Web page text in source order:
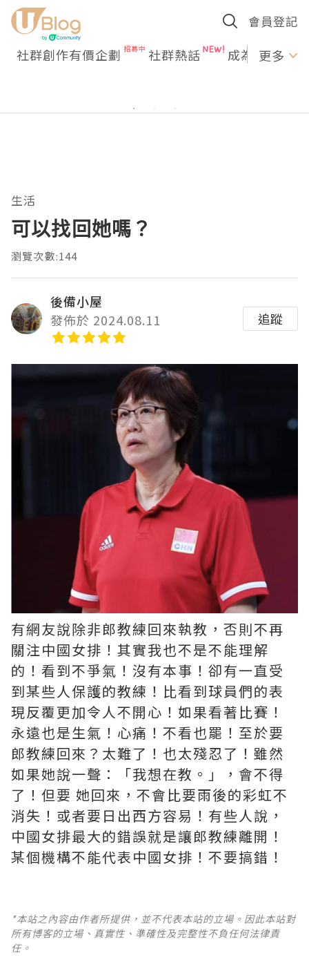
會員登記
社群創作有價企劃 社群熱話 成為U更多
生活
可以找回她嗎？
瀏覽次數:144
後備小屋
發佈於 2024.08.11
追蹤
有網友說除非郎教練回來執教，否則不再
關注中國女排！其實我也不是不能理解
的！看到不爭氣！沒有本事！卻有一直受
到某些人保護的教練！比看到球員們的表
現反覆更加令人不開心！如果看著比賽！
永遠也是生氣！心痛！不看也罷！至於要
郎教練回來？太難了！也太殘忍了！雖然
如果她說一聲：「我想在教。」，會不得
了！但要 她回來，不會比要雨後的彩虹不
消失！或者要日出西方容易！有些人說，
中國女排最大的錯誤就是讓郎教練離開！
某個機構不能代表中國女排！不要搞錯！
*本站之內容由作者所提供，並不代表本站的立場。因此本站對
所有博客的立場、真實性、準確性及完整性不負任何法律責
任。